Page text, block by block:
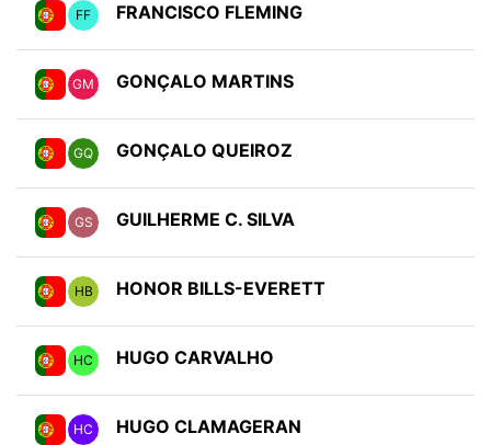
FF FRANCISCO FLEMING
GM GONÇALO MARTINS
GQ GONÇALO QUEIROZ
GS GUILHERME C. SILVA
HB HONOR BILLS-EVERETT
HC HUGO CARVALHO
HC HUGO CLAMAGERAN